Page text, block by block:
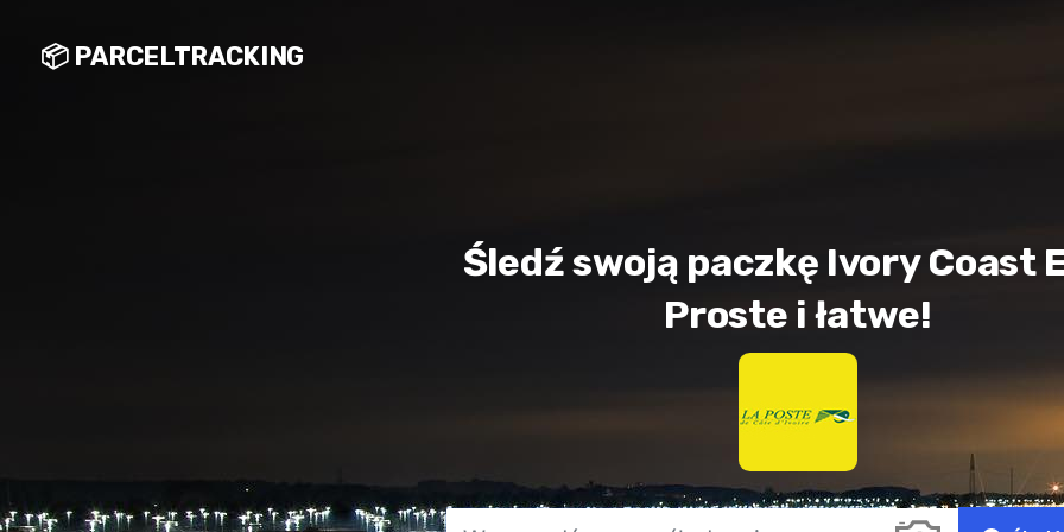
📦 PARCELTRACKING
Śledź swoją paczkę Ivory Coast
Proste i łatwe!